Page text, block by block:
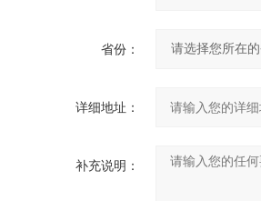
省份：
详细地址：
补充说明：